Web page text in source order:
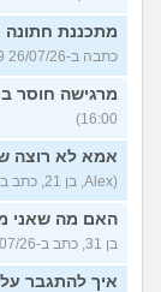
מתכננת
כתבה ב-26/07/26 16:09)
מרגישה חוסר
16:00)
אמא לא רוצה
(Alex, בן 21, כתב ב-23/07/26 16:01)
האם מה שאני
בן 31, כתב ב-23/07/26 15:50)
איך להתגבר על